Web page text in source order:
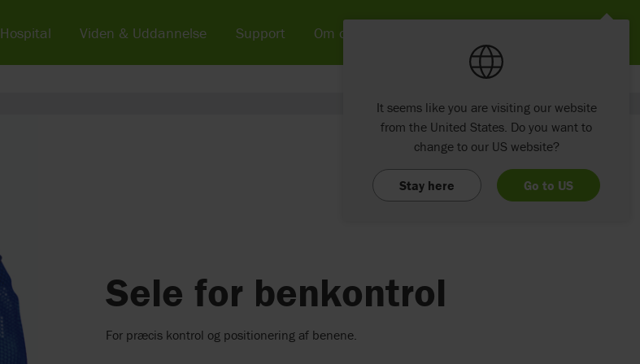
Sele for benkontrol
For præcis kontrol og positionering af benene.
Hospital Viden & Uddannelse Support Om os
It seems like you are visiting our website
from the United States. Do you want to
change to our US website?
Stay here Go to US